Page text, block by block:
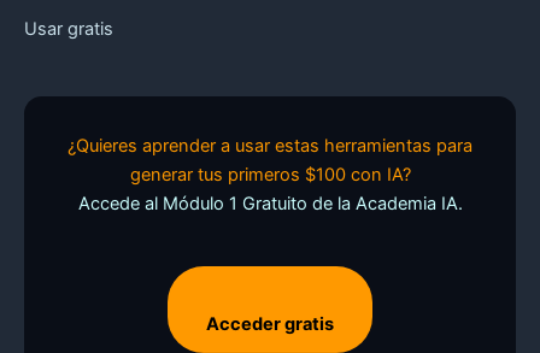
Usar gratis
¿Quieres aprender a usar estas herramientas para
generar tus primeros $100 con IA?
Accede al Módulo 1 Gratuito de la Academia IA.
Acceder gratis